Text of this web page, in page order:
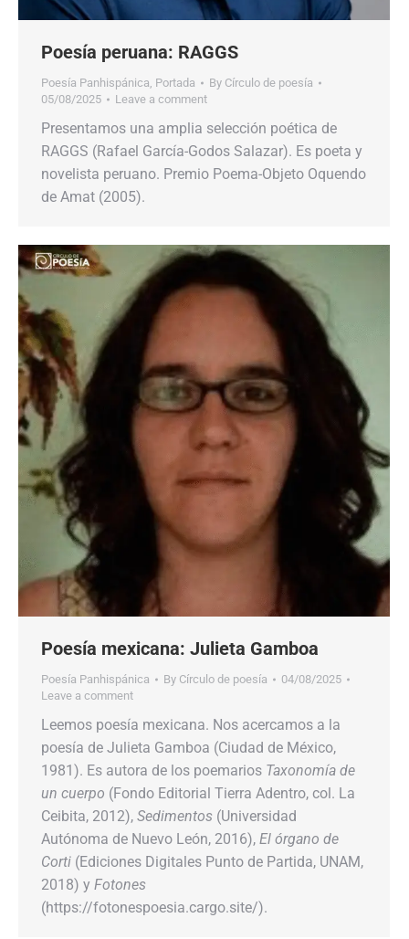
Poesía peruana: RAGGS
Poesía Panhispánica, Portada By Círculo de poesía
05/08/2025
Leave a comment
Presentamos una amplia selección poética de
RAGGS (Rafael​​ García-Godos​​ Salazar).​​ Es poeta y
novelista peruano. Premio Poema-Objeto Oquendo
de Amat (2005).
Poesía mexicana: Julieta Gamboa
Poesía Panhispánica By Círculo de poesía
04/08/2025
Leave a comment
Leemos poesía mexicana. Nos acercamos a la
poesía de Julieta Gamboa (Ciudad de México,
1981). Es autora de los poemarios Taxonomía de
un cuerpo (Fondo Editorial Tierra Adentro, col. La
Ceibita, 2012), Sedimentos (Universidad
Autónoma de Nuevo León, 2016), El órgano de
Corti (Ediciones Digitales Punto de Partida, UNAM,
2018) y Fotones
(https://fotonespoesia.cargo.site/).